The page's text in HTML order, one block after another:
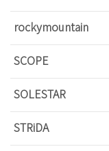
rockymountain
SCOPE
SOLESTAR
STRiDA